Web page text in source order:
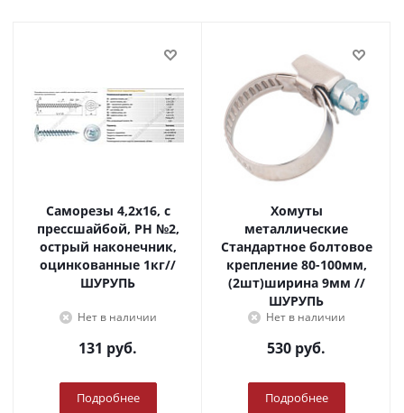
Саморезы 4,2х16, с
прессшайбой, PH №2,
острый наконечник,
оцинкованные 1кг//
ШУРУПЬ
Нет в наличии
131 руб.
Подробнее
Хомуты
металлические
Стандартное болтовое
крепление 80-100мм,
(2шт)ширина 9мм //
ШУРУПЬ
Нет в наличии
530 руб.
Подробнее